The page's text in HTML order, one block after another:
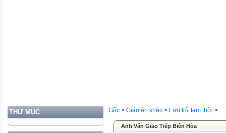
THƯ MỤC Gốc > Giáo án khác > Lưu trữ tạm thời >
Anh Văn Giao Tiếp Biên Hòa